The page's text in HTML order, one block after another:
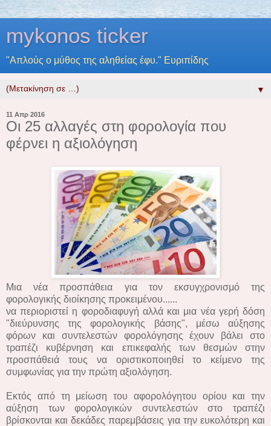
mykonos ticker
"Απλούς ο μύθος της αληθείας έφυ." Ευριπίδης
▼
11 Απρ 2016
Οι 25 αλλαγές στη φορολογία που
φέρνει η αξιολόγηση
Μια νέα προσπάθεια για τον εκσυγχρονισμό της
φορολογικής διοίκησης προκειμένου......
να περιοριστεί η φοροδιαφυγή αλλά και μια νέα γερή δόση
"διεύρυνσης της φορολογικής βάσης", μέσω αύξησης
φόρων και συντελεστών φορολόγησης έχουν βάλει στο
τραπέζι κυβέρνηση και επικεφαλής των θεσμών στην
προσπάθειά τους να οριστικοποιηθεί το κείμενο της
συμφωνίας για την πρώτη αξιολόγηση.
Εκτός από τη μείωση του αφορολόγητου ορίου και την
αύξηση των φορολογικών συντελεστών στο τραπέζι
βρίσκονται και δεκάδες παρεμβάσεις για την ευκολότερη και